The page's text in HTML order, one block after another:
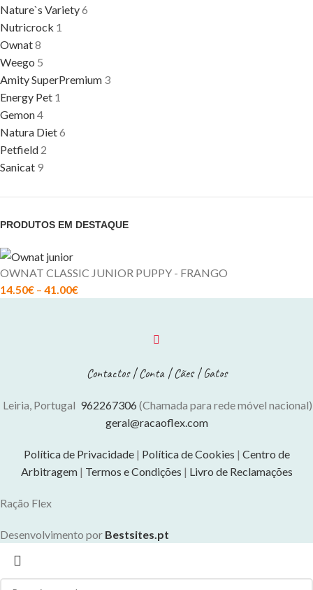
Nature`s Variety6
Nutricrock 1
Ownat8
Weego 5
Amity SuperPremium 3
Energy Pet 1
Gemon4
Natura Diet6
Petfield 2
Sanicat 9
PRODUTOS EM DESTAQUE
OWNAT CLASSIC JUNIOR PUPPY - FRANGO
14.50€ – 41.00€
Contactos|Conta|Cães|Gatos
Leiria, Portugal 962267306 (Chamada para rede móvel nacional)
geral@racaoflex.com
Política de Privacidade| Política de Cookies | Centro de
Arbitragem| Termos e Condições | Livro de Reclamações
Ração Flex
Desenvolvimento por Bestsites.pt